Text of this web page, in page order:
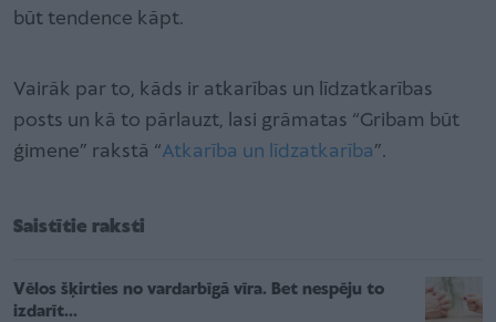
būt tendence kāpt.
Vairāk par to, kāds ir atkarības un līdzatkarības
posts un kā to pārlauzt, lasi grāmatas “Gribam būt
ģimene” rakstā “Atkarība un līdzatkarība”.
Saistītie raksti
Vēlos šķirties no vardarbīgā vīra. Bet nespēju to
izdarīt...